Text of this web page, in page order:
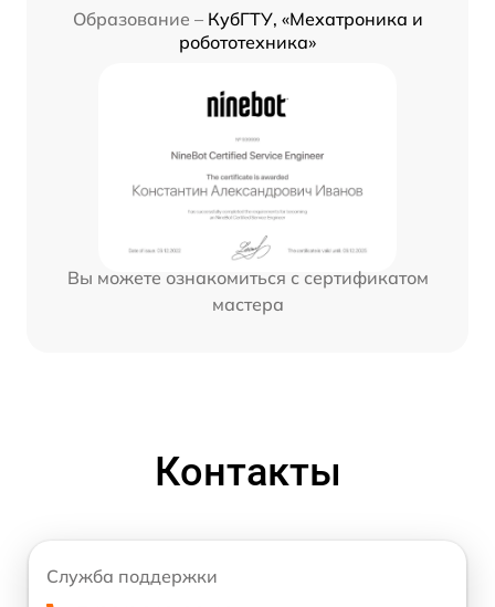
Образование – КубГТУ, «Мехатроника и
робототехника»
Вы можете ознакомиться с сертификатом
мастера
Контакты
Служба поддержки